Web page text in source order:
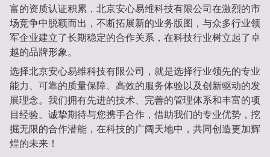
富的资质认证积累，北京安心易维科技有限公司在激烈的市
场竞争中脱颖而出，不断拓展新的业务版图，与众多行业领
军企业建立了长期稳定的合作关系，在科技行业树立起了卓
越的品牌形象。
选择北京安心易维科技有限公司，就是选择行业领先的专业
能力、可靠的质量保障、高效的服务体验以及创新驱动的发
展理念。我们拥有先进的技术、完善的管理体系和丰富的项
目经验。诚挚期待与您携手合作，借助我们的专业优势，挖
掘无限的合作潜能，在科技的广阔天地中，共同创造更加辉
煌的未来！